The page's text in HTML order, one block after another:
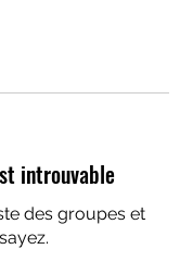
introuvable
des groupes et